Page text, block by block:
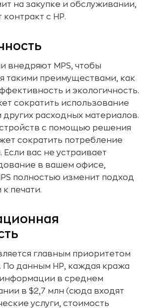
на закупке и обслуживании,
с HP.
внедряют MPS, чтобы
такими преимуществами, как
и экологичность.
сократить использование
других расходных материалов.
с помощью решения
сократить потребление
Если вас не устраивает
в вашем офисе,
полностью изменит подход
печати.
главным приоритетом
По данным HP, каждая кража
в среднем
в $2,7 млн (сюда входят
услуги, стоимость